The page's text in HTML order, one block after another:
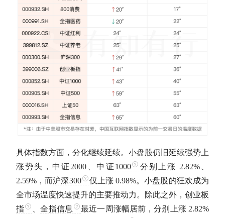
具体指数方面，分化继续延续。小盘股仍旧延续强势上
涨势头，中证2000、中证1000
分别上涨 2.82%、
2.59%，而沪深300
仅上涨 0.98%。小盘股的狂欢成为
全市场温度快速提升的主要推动力。除此之外， 创业板
指
、全指信息
最近一周涨幅居前，分别上涨 2.82%